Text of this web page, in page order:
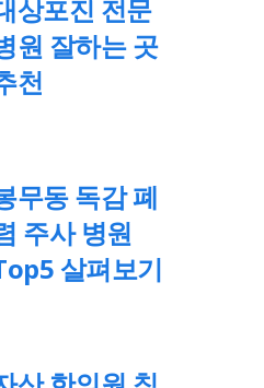
상포진 전문
원 잘하는 곳
천
무동 독감 폐
주사 병원
살펴보기